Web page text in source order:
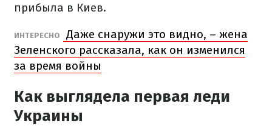
прибыла в Киев.
ИНТЕРЕСНО
Даже снаружи это видно, – жена
Зеленского рассказала, как он изменился
за время войны
Как выглядела первая леди
Украины